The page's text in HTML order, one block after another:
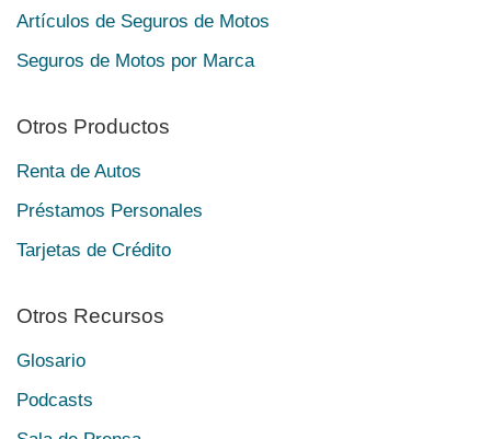
Artículos de Seguros de Motos
Seguros de Motos por Marca
Otros Productos
Renta de Autos
Préstamos Personales
Tarjetas de Crédito
Otros Recursos
Glosario
Podcasts